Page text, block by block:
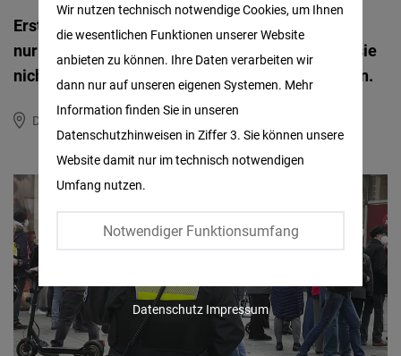
Erstmals gab es im April 2022 restriktive Regeln
nur für einzelne Bundesländer. Gebracht haben sie
nichts. Virologen und Politiker sollten aufmerken.
Deutschland
Wir nutzen technisch notwendige Cookies, um Ihnen
die wesentlichen Funktionen unserer Website
anbieten zu können. Ihre Daten verarbeiten wir
dann nur auf unseren eigenen Systemen. Mehr
Information finden Sie in unseren
Datenschutzhinweisen in Ziffer 3. Sie können unsere
Website damit nur im technisch notwendigen
Umfang nutzen.
Notwendiger Funktionsumfang
Facebook
Embed
Twitter
Embed
Instagram
Embed
Google
Datenschutz Impressum